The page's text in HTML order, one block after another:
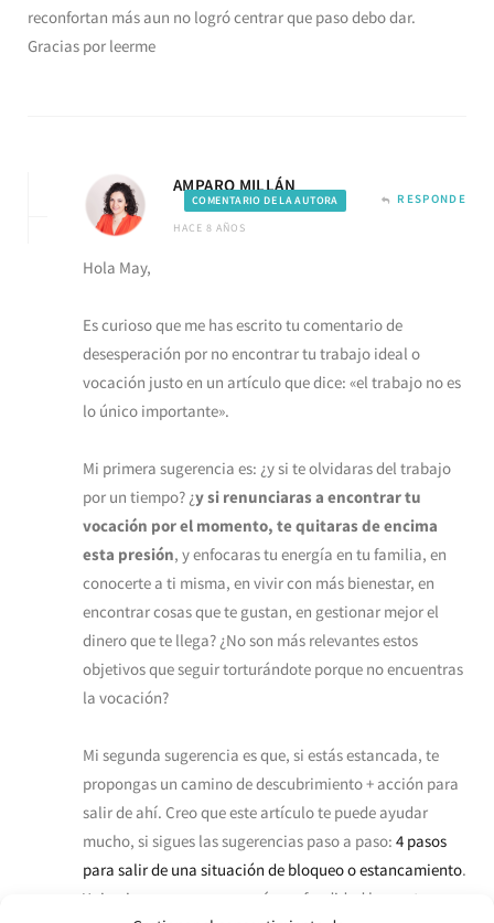
reconfortan más aun no logró centrar que paso debo dar.
Gracias por leerme
AMPARO MILLÁN
COMENTARIO DE LA AUTORA
HACE 8 AÑOS
RESPONDE
Hola May,
Es curioso que me has escrito tu comentario de
desesperación por no encontrar tu trabajo ideal o
vocación justo en un artículo que dice: «el trabajo no es
lo único importante».
Mi primera sugerencia es: ¿y si te olvidaras del trabajo
por un tiempo? ¿y si renunciaras a encontrar tu
vocación por el momento, te quitaras de encima
esta presión, y enfocaras tu energía en tu familia, en
conocerte a ti misma, en vivir con más bienestar, en
encontrar cosas que te gustan, en gestionar mejor el
dinero que te llega? ¿No son más relevantes estos
objetivos que seguir torturándote porque no encuentras
la vocación?
Mi segunda sugerencia es que, si estás estancada, te
propongas un camino de descubrimiento + acción para
salir de ahí. Creo que este artículo te puede ayudar
mucho, si sigues las sugerencias paso a paso: 4 pasos
para salir de una situación de bloqueo o estancamiento.
Y si quieres conocer con más profundidad lo que te